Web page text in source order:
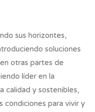
sus horizontes,
soluciones
otras partes de
líder en la
calidad y sostenibles,
condiciones para vivir y